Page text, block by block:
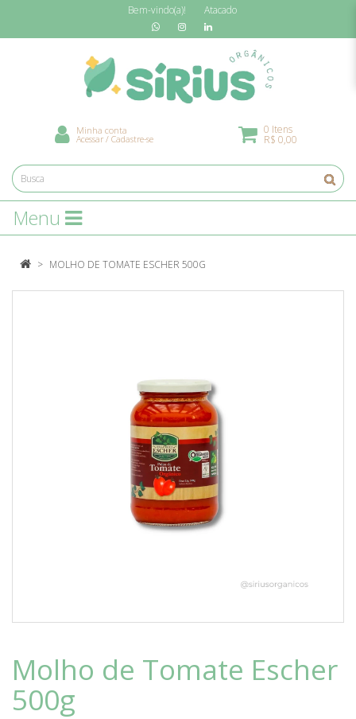
Bem-vindo(a)! Atacado
Minha conta
Acessar/ Cadastre-se
0 Itens
R$ 0,00
Menu
MOLHO DE TOMATE ESCHER 500G
Molho de Tomate Escher
500g